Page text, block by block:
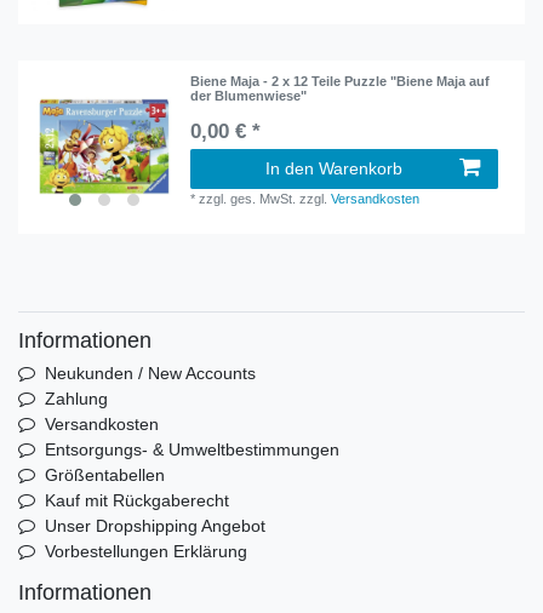
Biene Maja - 2 x 12 Teile Puzzle "Biene Maja auf
der Blumenwiese"
0,00 € *
In den Warenkorb
*zzgl. ges. MwSt. zzgl.Versandkosten
Informationen
Neukunden / New Accounts
Zahlung
Versandkosten
Entsorgungs- & Umweltbestimmungen
Größentabellen
Kauf mit Rückgaberecht
Unser Dropshipping Angebot
Vorbestellungen Erklärung
Informationen